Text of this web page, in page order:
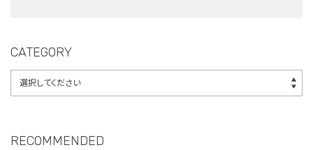
CATEGORY
RECOMMENDED